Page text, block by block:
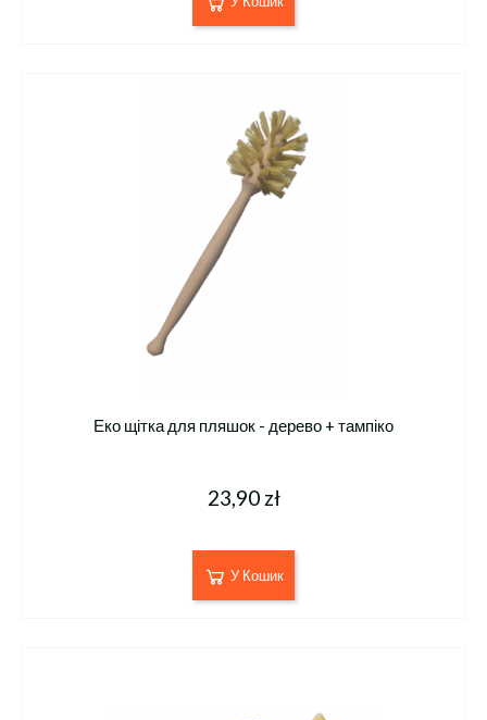
Еко щітка для пляшок - дерево + тампіко
23,90 zł
У Кошик